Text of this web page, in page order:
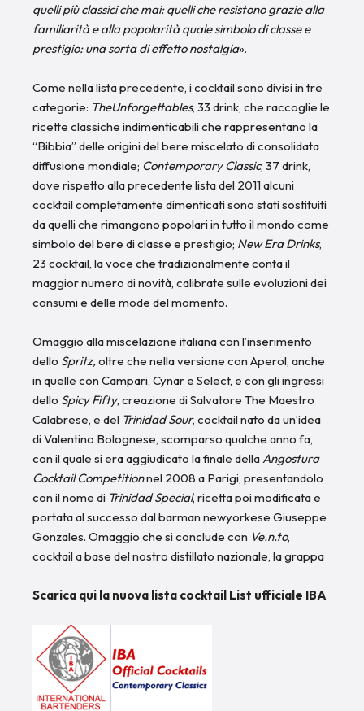
quelli più classici che mai: quelli che resistono grazie alla
familiarità e alla popolarità quale simbolo di classe e
prestigio: una sorta di effetto nostalgia».
Come nella lista precedente, i cocktail sono divisi in tre
categorie: TheUnforgettables, 33 drink, che raccoglie le
ricette classiche indimenticabili che rappresentano la
“Bibbia” delle origini del bere miscelato di consolidata
diffusione mondiale; Contemporary Classic, 37 drink,
dove rispetto alla precedente lista del 2011 alcuni
cocktail completamente dimenticati sono stati sostituiti
da quelli che rimangono popolari in tutto il mondo come
simbolo del bere di classe e prestigio; New Era Drinks,
23 cocktail, la voce che tradizionalmente conta il
maggior numero di novità, calibrate sulle evoluzioni dei
consumi e delle mode del momento.
Omaggio alla miscelazione italiana con l’inserimento
dello Spritz,oltre che nella versione con Aperol, anche
in quelle con Campari, Cynar e Select, e con gli ingressi
dello Spicy Fifty, creazione di Salvatore The Maestro
Calabrese, e del Trinidad Sour, cocktail nato da un’idea
di Valentino Bolognese, scomparso qualche anno fa,
con il quale si era aggiudicato la finale della Angostura
Cocktail Competitionnel 2008 a Parigi, presentandolo
con il nome di Trinidad Special, ricetta poi modificata e
portata al successo dal barman newyorkese Giuseppe
Gonzales. Omaggio che si conclude con Ve.n.to,
cocktail a base del nostro distillato nazionale, la grappa
Scarica qui la nuova lista cocktail List ufficiale IBA